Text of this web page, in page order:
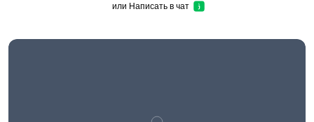
или Написать в чат